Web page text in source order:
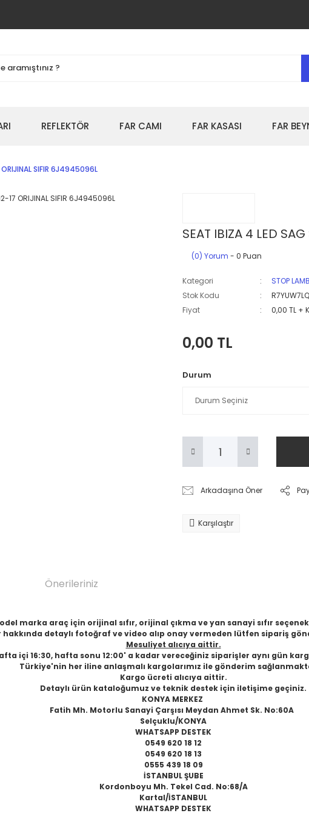
REFLEKTÖR FAR CAMI FAR KASASI FAR
SIFIR 6J4945096L
SEAT IBIZA 4 LED
(0) Yorum - 0 Puan
Kategori
STOP
Stok Kodu
Fiyat
0,00 TL +
0,00 TL
Durum
Arkadaşına Öner
Karşılaştır
Önerileriniz
marka araç için orijinal sıfır, orijinal çıkma ve yan sanayi sıfır
hakkında detaylı fotoğraf ve video alıp onay vermeden lütfen sipariş
Mesuliyet alıcıya aittir.
içi 16:30, hafta sonu 12:00' a kadar vereceğiniz siparişler aynı gün
Türkiye'nin her iline anlaşmalı kargolarımız ile gönderim
Kargo ücreti alıcıya aittir.
Detaylı ürün kataloğumuz ve teknik destek için iletişime geçiniz.
KONYA MERKEZ
Fatih Mh. Motorlu Sanayi Çarşısı Meydan Ahmet Sk. No:60A
Selçuklu/KONYA
WHATSAPP DESTEK
0549 620 18 12
0549 620 18 13
0555 439 18 09
İSTANBUL ŞUBE
Kordonboyu Mh. Tekel Cad. No:68/A
Kartal/İSTANBUL
WHATSAPP DESTEK